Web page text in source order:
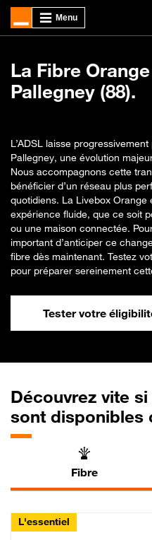
La Fibre
Pallegney (88).
L’ADSL laisse
Pallegney, une évolution
Nous accompagnons cette
bénéficier d’un réseau plus
quotidiens. La Livebox
expérience fluide, que ce soit
ou une maison connectée.
important d’anticiper ce
fibre dès maintenant. Testez
pour préparer sereinement
Tester votre
Découvrez vite
sont disponibles
Fibre
L'essentiel